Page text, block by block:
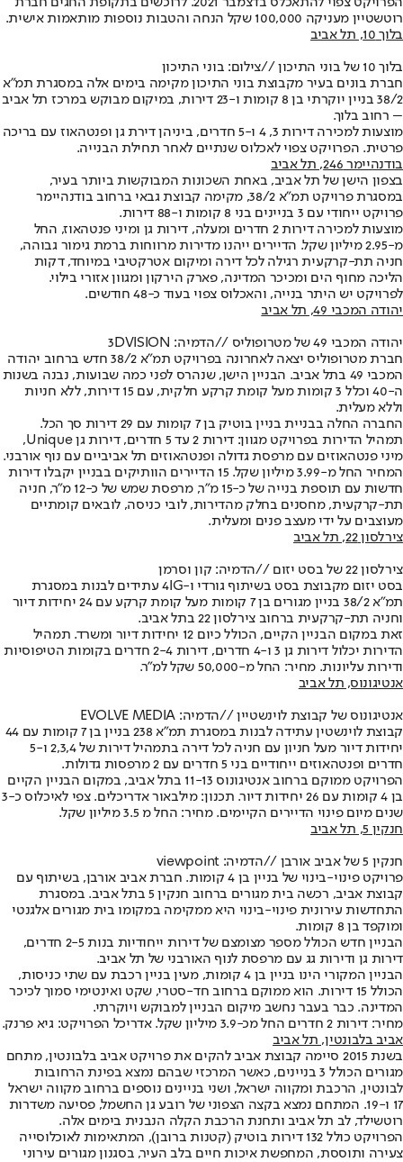
רוטשטיין מעניקה 100,000 שקל הנחה והטבות נוספות מותאמות אישית.
בלוך 10
, תל אביב
בלוך 10 של בוני התיכון //
צילום: בוני התיכון
חברת בונים בעיר מקבוצת בוני התיכון מקימה בימים אלה במסגרת תמ"א
38/2 בניין יוקרתי בן 8 קומות ו-23 דירות, במיקום מבוקש במרכז תל אביב
– רחוב בלוך.
מוצעות למכירה דירות 3, 4 ו-5 חדרים, ביניהן דירת גן ופנטהאוז עם בריכה
פרטית. הפרויקט צפוי לאכלוס שנתיים לאחר תחילת הבנייה.
בודנהיימר 246
, תל אביב
בצפון הישן של תל אביב, באחת השכונות המבוקשות ביותר בעיר,
במסגרת פרויקט תמ"א 38/2, מקימה קבוצת גבאי ברחוב בודנהיימר
פרויקט ייחודי עם 3 בניינים בני 8 קומות ו-88 דירות.
מוצעות למכירה דירות 2 חדרים ומעלה, דירות גן ומיני פנטהאוז, החל
מ-2.95 מיליון שקל. הדיירים ייהנו מדירות מרווחות ברמת גימור גבוהה,
חניה תת-קרקעית רגילה לכל דירה ומיקום אטרקטיבי במיוחד, דקות
הליכה מחוף הים ומכיכר המדינה, פארק הירקון ומגוון אזורי בילוי.
לפרויקט יש היתר בנייה, והאכלוס צפוי בעוד כ-48 חודשים.
יהודה המכבי 49
, תל אביב
יהודה המכבי 49 של מטרופוליס //
הדמיה: 3DVISION
חברת מטרופוליס יצאה לאחרונה בפרויקט תמ"א 38/2 חדש ברחוב יהודה
המכבי 49 בתל אביב. הבניין הישן, שנהרס לפני כמה שבועות, נבנה בשנות
ה-40 וכלל 3 קומות מעל קומת קרקע חלקית, עם 15 דירות, ללא חניות
וללא מעלית.
החברה החלה בבניית בניין בוטיק בן 7 קומות עם 29 דירות סך הכל.
תמהיל הדירות בפרויקט מגוון: דירות 2 עד 5 חדרים, דירות גן Unique,
מיני פנטהאוזים עם מרפסת גדולה ופנטהאוזים תל אביביים עם נוף אורבני.
המחיר החל מ-3.99 מיליון שקל. 15 הדיירים הוותיקים בבניין יקבלו דירות
חדשות עם תוספת בנייה של כ-15 מ"ר, מרפסת שמש של כ-12 מ"ר, חניה
תת-קרקעית, מחסנים בחלק מהדירות, לובי כניסה, לובאים קומתיים
מעוצבים על ידי מעצב פנים ומעלית.
צירלסון 22, תל אביב
צירלסון 22 של בסט יזום //
הדמיה: קון וסרמן
בסט יזום מקבוצת בסט בשיתוף גורדי ו-4IG עתידים לבנות במסגרת
תמ"א 38/2 בניין מגורים בן 7 קומות מעל קומת קרקע עם 24 יחידות דיור
וחניה תת-קרקעית ברחוב צירלסון 22 בתל אביב.
זאת במקום הבניין הקיים, הכולל כיום 12 יחידות דיור ומשרד. תמהיל
הדירות יכלול דירות גן 3 ו-4 חדרים, דירות 2-4 חדרים בקומות הטיפוסיות
ודירות עליונות. מחיר: החל מ-50,000 שקל למ"ר.
אנטיגונוס, תל אביב
אנטיגונוס של קבוצת לוינשטיין //הדמיה: EVOLVE MEDIA
קבוצת לוינשטין עתידה לבנות במסגרת תמ"א 238 בניין בן 7 קומות עם 44
יחידות דיור מעל חניון עם חניה לכל דירה בתמהיל דירות של 2,3,4 ו-5
חדרים ופנטהאוזים ייחודיים בני 5 חדרים עם 2 מרפסות גדולות.
הפרויקט ממוקם ברחוב אנטיגונוס 11-13 בתל אביב, במקום הבניין הקיים
בן 4 קומות עם 26 יחידות דיור. תכנון: מילבאור אדריכלים. צפי לאיכלוס כ-3
שנים מיום פינוי הדיירים הקיימים. מחיר: החל מ 3.5 מיליון שקל.
חנקין 5, תל אביב
חנקין 5 של אביב אורבן //
הדמיה: viewpoint
פרויקט פינוי-בינוי של בניין בן 4 קומות. חברת אביב אורבן, בשיתוף עם
קבוצת אביב, רכשה בית מגורים ברחוב חנקין 5 בתל אביב. במסגרת
התחדשות עירונית פינוי-בינוי היא ממקימה במקומו בית מגורים אלגנטי
ומוקפד בן 8 קומות.
הבניין חדש הכולל מספר מצומצם של דירות ייחודיות בנות 2-5 חדרים,
דירות גן ודירות גג עם מרפסת לנוף האורבני של תל אביב.
הבניין המקורי הינו בניין בן 4 קומות, מעין בניין רכבת עם שתי כניסות,
הכולל 15 דירות. הוא ממוקם ברחוב חד-סטרי, שקט ואינטימי סמוך לכיכר
המדינה. כבר בעבר נחשב מיקום הבניין למבוקש ויוקרתי.
מחיר: דירות 2 חדרים החל מכ-3.9 מיליון שקל. אדריכל הפרויקט: גיא פרנק.
אביב בלבונטין, תל אביב
בשנת 2015 סיימה קבוצת אביב להקים את פרויקט אביב בלבונטין, מתחם
מגורים הכולל 3 בניינים, כאשר המרכזי שבהם נמצא בפינת הרחובות
לבונטין, הרכבת ומקווה ישראל, ושני בניינים נוספים ברחוב מקווה ישראל
17 ו-19. המתחם נמצא בקצה הצפוני של רובע גן החשמל, פסיעה משדרות
רוטשילד, לב תל אביב ותחנת הרכבת הקלה הנבנית בימים אלה.
הפרויקט כולל 132 דירות בוטיק (קטנות ברובן), המתאימות לאוכלוסייה
צעירה ותוססת, המחפשת איכות חיים בלב העיר, בסגנון מגורים עירוני